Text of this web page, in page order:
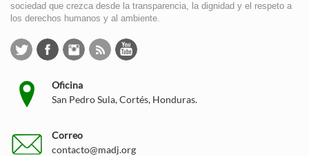
sociedad que crezca desde la transparencia, la dignidad y el respeto a
los derechos humanos y al ambiente.
Oficina
San Pedro Sula, Cortés, Honduras.
Correo
contacto@madj.org